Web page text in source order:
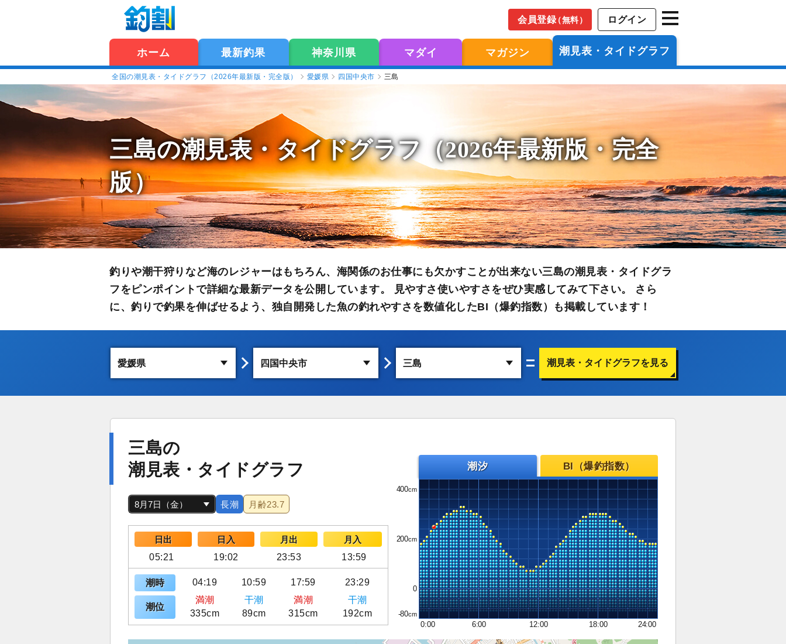
会員登録（無料） ログイン
ホーム 最新釣果 神奈川県 マダイ マガジン 潮見表・タイドグラフ
全国の潮見表・タイドグラフ（2026年最新版・完全版） 愛媛県 四国中央市 三島
三島の潮見表・タイドグラフ（2026年最新版・完全
版）
釣りや潮干狩りなど海のレジャーはもちろん、海関係のお仕事にも欠かすことが出来ない三島の潮見表・タイドグラ
フをピンポイントで詳細な最新データを公開しています。 見やすさ使いやすさをぜひ実感してみて下さい。 さら
に、釣りで釣果を伸ばせるよう、独自開発した魚の釣れやすさを数値化したBI（爆釣指数）も掲載しています！
潮見表・タイドグラフを見る
三島の
潮見表・タイドグラフ
長潮 月齢23.7
日出 日入 月出
月入
05:21
19:02 23:53 13:59
潮時 04:19 10:59 17:59 23:29
潮位
満潮 干潮 満潮
干潮
335cm
89cm 315cm 192cm
潮汐 BI（爆釣指数）
400
200
0
-80
0:00
6:00 12:00 18:00 24:00